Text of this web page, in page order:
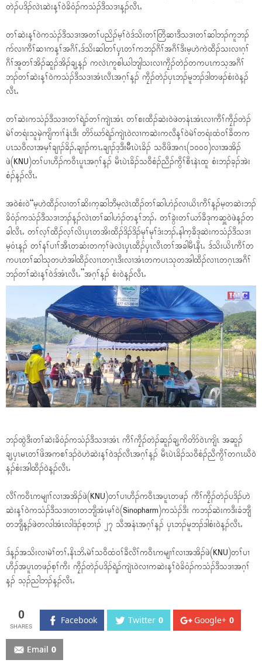
တဲၣ်ပဒိၣ်လဲၤဆဲးန့ၢ်၀ဲခိ၀ံၣ်ကသံၣ်ဒီသဒၢန့ၣ်လီၤႉ
တၢ်ဆဲးန့ၢ်၀ဲကသံၣ်ဒီသဒၢအတၢ်ပညိၣ်မ့ၢ်၀ဲဒ်သိးတၢ်တြီဆၢဒီသဒၢတၢ်ဆါဘၣ်ကူဘၣ်
ဂာ်လၢကီၢ်ဆၢကန့ၢ်အဂီၢ်ႇဒ်သိးဆါတၢ်ၦ့ၤတၢ်ကဘၣ်ဂီၢ်အဂီၢ်ဒီးမ့ဟဲကဲထီၣ်သးလၢဂ့ၢ်
ဂီၢ်အူတၢ်အိၣ်ဆူၣ်အိၣ်ချ့န့ၣ် ကလဲၤကူစါယါဘျါသးလၢကၠီၣ်တဲၣ်တကပၤကသ့အဂီၢ်
ဘၣ်တၢ်ဆဲးန့ၢ်၀ဲကသံၣ်ဒီသဒၢအံၤလီၤအဂ့ၢ်န့ၣ် ကၠီၣ်တဲၣ်ၦၤဘၣ်မူဘၣ်ဒါတဖၣ်စံး၀ဲန့ၣ်
လီၤႉ
တၢ်ဆဲးကသံၣ်ဒီသဒၢတၢ်ရဲၣ်တၢ်ကျဲၤအံၤ တၢ်စးထီၣ်ဆဲး၀ဲဖဲတနံၤအံၤလၢကီၢ်ကၠီၣ်တဲၣ်
မဲၢ်တရံးသူမှဲကျိကၢၢ်နံၤဒီး တိာ်ဃာ်ရဲၣ်ကျဲၤ၀ဲလၢကဆဲးကလီန့ၢ်၀ဲမဲၢ်တရံးထံ၀ၢ်ခီတက
ပၤသ၀ီလၢအမ့ၢ်ချၢၣ်ခိၣ်ႇချၢၣ်ကၤႇချၢၣ်ဒ့ဒီးမီီၤပဲၤခိၣ် သ၀ီဖိအဂၤ(၁၀၀၀)လၢအအိၣ်
ဖဲ(KNU)တၢ်ပၢဟီၣ်က၀ီၤပူၤအဂ့ၢ်န့ၣ် မီၤပဲၤခိၣ်သ၀ီစံၣ်ညီၣ်ကွီၢ်စီၤနဲၤထူ စံးဘၣ်ခ့ၣ်အဲး
စံၣ်န့ၣ်လီၤႉ
အ၀ဲစံး၀ဲ“မ့ဟဲထီၣ်လၢတၢ်ဆိးက့ဆါဘီမ့လဲၤထီၣ်တၢ်ဆါဟံၣ်လၢယိၤကီၢ်န့ၣ်မ့တဆဲးဘၣ်
ခိ၀ံၣ်ကသံၣ်ဒီသဒၢဘၣ်န့ၣ်လဲၤတၢ်ဆါဟံၣ်တန့ၢ်ဘၣ်ႉ တၢ်ခွဲးတၢ်ယာ်ခီဒုကဆှူ၀ဲဖဲန့ၣ်တ
ခါလီၤႉ တၢ်လ့ၢ်ထီၣ်လ့ၢ်လိၤၦၤတအိးထီၣ်ဒိၣ်ဒိၣ်မုၢ်မုၢ်ဒံးဘၣ်ႇနါက့ခီဒုဆဲးကသံၣ်ဒီသဒၢ
မ့၀ံၤန့ၣ် တၢ်နၢ်ပၢၢ်အီၤတဆံးတက့ၢ်ဖဲလဲၤၦ့ၤထီၣ်ၦ့ၤလီၤတၢ်အခါမီၤနီၤႉ ဒ်သိးယိၤကီၢ်တ
ကပၤတၢ်ဆါသုတဟဲအါထီၣ်လၢၤတဂ့ၤဒီးလၢအံၤတကပၤသုတအါထီၣ်လၢၤတဂ့ၤအဂီၢ်
ဘၣ်တၢ်ဆဲးန့ၢ်၀ဲဒ်အံၤလီၤႉ”အဂ့ၢ်န့ၣ် စံး၀ဲန့ၣ်လီၤႉ
ဘၣ်ထွဲဒီးတၢ်ဆဲးခိ၀ံၣ်ကသံၣ်ဒီသဒၢအံၤ ကီၢ်ကၠီၣ်တဲၣ်ဆူၣ်ချ့ကိတိာ်၀ဲၤကျိၤ အဆူၣ်
ချ့ၦၤမၤတၢ်ဖိအကစၢ်ဒၣ်၀ဲဟဲဆဲးန့ၢ်၀ဲဒၣ်လီၤအဂ့ၢ်န့ၣ် မီၤပဲၤခိၣ်သ၀ီစံၣ်ညီကွီၢ်တဂၤဃီ၀ဲ
န့ၣ်စံးအါထီၣ်၀ဲန့ၣ်လီၤႉ
လီၢ်က၀ီၤကမျၢၢ်လၢအအိၣ်ဖဲ(KNU)တၢ်ပၢဟီၣ်က၀ီၤအပူၤတဖၣ် ကီၢ်ကၠီၣ်တဲၣ်ပဒိၣ်ဟဲ
ဆဲးန့ၢ်၀ဲကသံၣ်ဒီသဒၢတၢတဘျီအံၤမ့ၢ်၀ဲ(Sinopharm)ကသံၣ်ဒီး ကဘၣ်ဆဲးကဒီးခံဘျီ
တဘျီန့ၣ်ဖဲတလါအံၤလါဒံၣ်စ့ဘၢၣ် ၂၇ သီအနံၤအဂ့ၢ်န့ၣ် ၦၤဘၣ်မူဘၣ်ဒါစံး၀ဲန့ၣ်လီၤႉ
ဒ်န့ၣ်အသိးလၢမဲၢ်တၢ်ႇနိၤဘိႇမဲၢ်သ၀ီထံ၀ၢ်ခီလီၢ်က၀ီၤကမျၢၢ်လၢအအိၣ်ဖဲ(KNU)တၢ်ပၢ
ဟီၣ်အပူၤတဖၣ်စ့ၢ်ကီး ကၠီၣ်တဲၣ်ပဒိၣ်ရဲၣ်ကျဲၤ၀ဲလၢကဆဲးန့ၢ်၀ဲခိ၀ံၣ်ကသံၣ်ဒီသဒၢအဂ့ၢ်
န့ၣ် သ့ၣ်ညါဘၣ်န့ၣ်လီၤႉ
0 Facebook Twitter 0 Google+ 0
Email 0